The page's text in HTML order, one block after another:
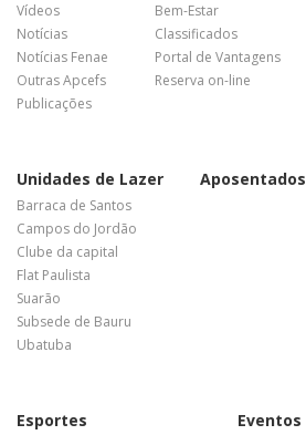
Vídeos
Notícias
Notícias Fenae
Outras Apcefs
Publicações
Bem-Estar
Classificados
Portal de Vantagens
Reserva on-line
Unidades de Lazer
Barraca de Santos
Campos do Jordão
Clube da capital
Flat Paulista
Suarão
Subsede de Bauru
Ubatuba
Aposentados
Esportes Eventos